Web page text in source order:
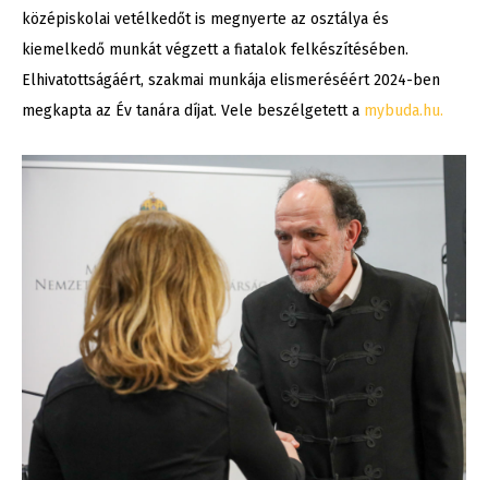
középiskolai vetélkedőt is megnyerte az osztálya és
kiemelkedő munkát végzett a fiatalok felkészítésében.
Elhivatottságáért, szakmai munkája elismeréséért 2024-ben
megkapta az Év tanára díjat. Vele beszélgetett a mybuda.hu.